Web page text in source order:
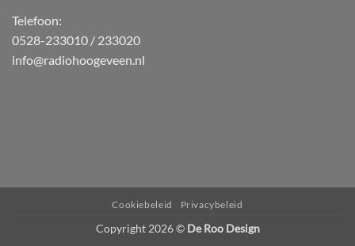
Telefoon:
0528-233010 / 233020
info@radiohoogeveen.nl
Cookiebeleid Privacybeleid
Copyright 2026 © De Roo Design